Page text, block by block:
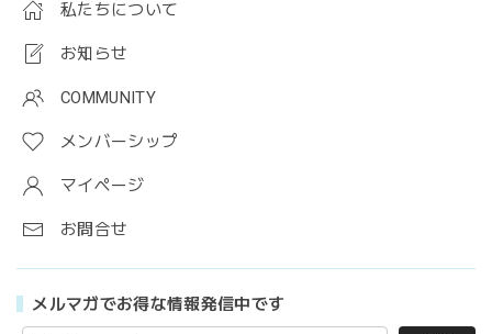
私たちについて
お知らせ
COMMUNITY
メンバーシップ
マイページ
お問合せ
メルマガでお得な情報発信中です